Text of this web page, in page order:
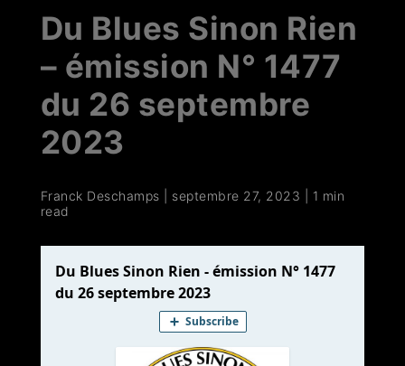
Du Blues Sinon Rien
– émission N° 1477
du 26 septembre
2023
Franck Deschamps septembre 27, 2023
1 min
read